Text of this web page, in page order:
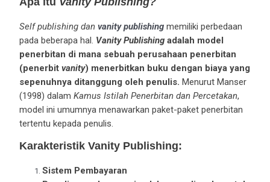
Self publishing dan vanity publishingmemiliki perbedaan
pada beberapa hal. Vanity Publishing adalah model
penerbitan di mana sebuah perusahaan penerbitan
(penerbit vanity) menerbitkan buku dengan biaya yang
sepenuhnya ditanggung oleh penulis. Menurut Manser
(1998) dalam Kamus Istilah Penerbitan dan Percetakan,
model ini umumnya menawarkan paket-paket penerbitan
tertentu kepada penulis.
Karakteristik Vanity Publishing:
Sistem Pembayaran